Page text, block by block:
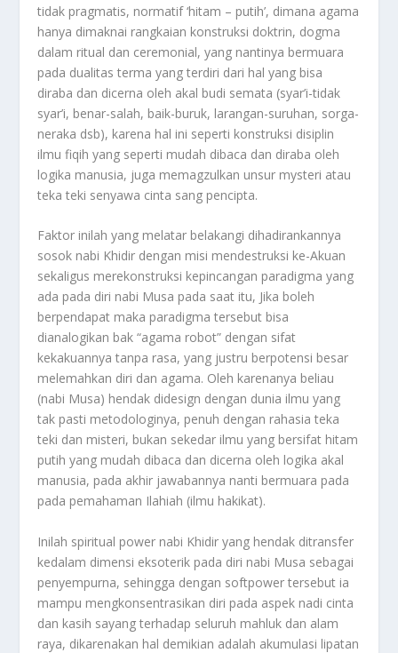
tidak pragmatis, normatif ‘hitam – putih’, dimana agama
hanya dimaknai rangkaian konstruksi doktrin, dogma
dalam ritual dan ceremonial, yang nantinya bermuara
pada dualitas terma yang terdiri dari hal yang bisa
diraba dan dicerna oleh akal budi semata (syar’i-tidak
syar’i, benar-salah, baik-buruk, larangan-suruhan, sorga-
neraka dsb), karena hal ini seperti konstruksi disiplin
ilmu fiqih yang seperti mudah dibaca dan diraba oleh
logika manusia, juga memagzulkan unsur mysteri atau
teka teki senyawa cinta sang pencipta.
Faktor inilah yang melatar belakangi dihadirankannya
sosok nabi Khidir dengan misi mendestruksi ke-Akuan
sekaligus merekonstruksi kepincangan paradigma yang
ada pada diri nabi Musa pada saat itu, Jika boleh
berpendapat maka paradigma tersebut bisa
dianalogikan bak “agama robot” dengan sifat
kekakuannya tanpa rasa, yang justru berpotensi besar
melemahkan diri dan agama. Oleh karenanya beliau
(nabi Musa) hendak didesign dengan dunia ilmu yang
tak pasti metodologinya, penuh dengan rahasia teka
teki dan misteri, bukan sekedar ilmu yang bersifat hitam
putih yang mudah dibaca dan dicerna oleh logika akal
manusia, pada akhir jawabannya nanti bermuara pada
pada pemahaman Ilahiah (ilmu hakikat).
Inilah spiritual power nabi Khidir yang hendak ditransfer
kedalam dimensi eksoterik pada diri nabi Musa sebagai
penyempurna, sehingga dengan softpower tersebut ia
mampu mengkonsentrasikan diri pada aspek nadi cinta
dan kasih sayang terhadap seluruh mahluk dan alam
raya, dikarenakan hal demikian adalah akumulasi lipatan